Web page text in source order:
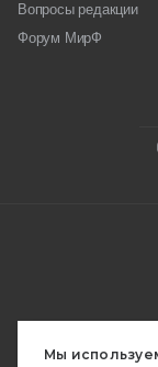
Мы
Вопросы редакции
Форум МирФ